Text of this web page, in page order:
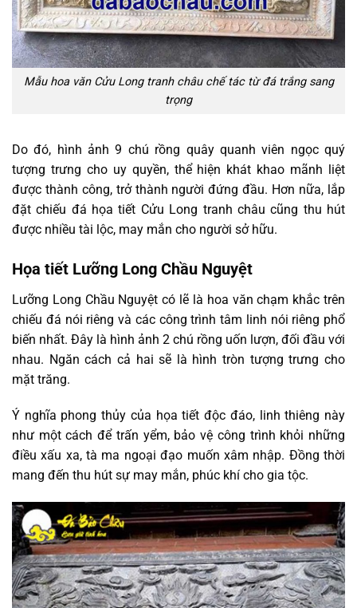
Mẫu hoa văn Cửu Long tranh châu chế tác từ đá trắng sang
trọng
Do đó, hình ảnh 9 chú rồng quây quanh viên ngọc quý
tượng trưng cho uy quyền, thể hiện khát khao mãnh liệt
được thành công, trở thành người đứng đầu. Hơn nữa, lắp
đặt chiếu đá họa tiết Cửu Long tranh châu cũng thu hút
được nhiều tài lộc, may mắn cho người sở hữu.
Họa tiết Lưỡng Long Chầu Nguyệt
Lưỡng Long Chầu Nguyệt có lẽ là hoa văn chạm khắc trên
chiếu đá nói riêng và các công trình tâm linh nói riêng phổ
biến nhất. Đây là hình ảnh 2 chú rồng uốn lượn, đối đầu với
nhau. Ngăn cách cả hai sẽ là hình tròn tượng trưng cho
mặt trăng.
Ý nghĩa phong thủy của họa tiết độc đáo, linh thiêng này
như một cách để trấn yểm, bảo vệ công trình khỏi những
điều xấu xa, tà ma ngoại đạo muốn xâm nhập. Đồng thời
mang đến thu hút sự may mắn, phúc khí cho gia tộc.